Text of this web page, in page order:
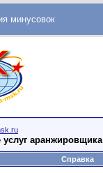
минусовок
услуг аранжировщика
Справка